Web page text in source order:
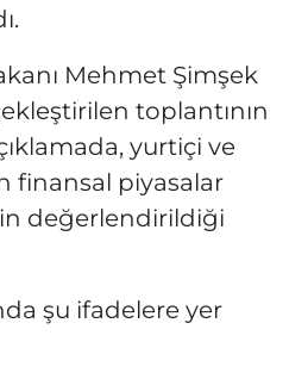
Mehmet Şimşek
toplantının
yurtiçi ve
finansal piyasalar
değerlendirildiği
şu ifadelere yer